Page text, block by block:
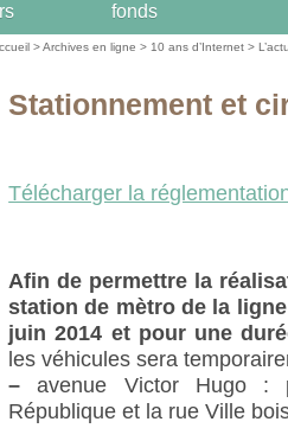
fonds
>Archives en ligne > 10 ans d’Internet >
Stationnement et
Télécharger la
Afin de permettre la
station de mètro de la
juin 2014 et pour une
les véhicules sera
– avenue Victor Hugo :
République et la rue Ville